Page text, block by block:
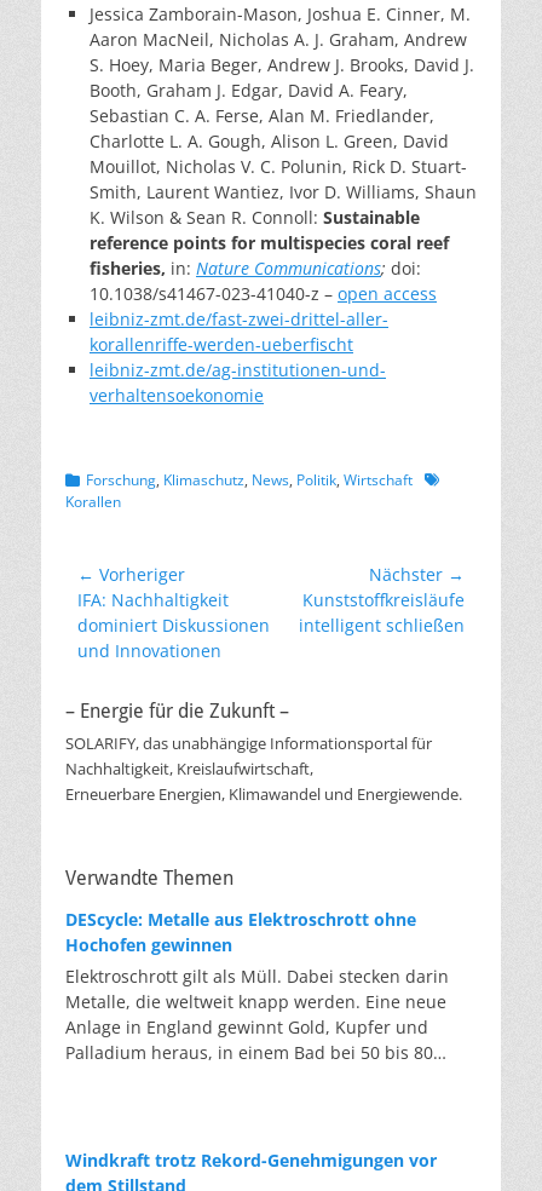
Jessica Zamborain-Mason, Joshua E. Cinner, M.
Aaron MacNeil, Nicholas A. J. Graham, Andrew
S. Hoey, Maria Beger, Andrew J. Brooks, David J.
Booth, Graham J. Edgar, David A. Feary,
Sebastian C. A. Ferse, Alan M. Friedlander,
Charlotte L. A. Gough, Alison L. Green, David
Mouillot, Nicholas V. C. Polunin, Rick D. Stuart-
Smith, Laurent Wantiez, Ivor D. Williams, Shaun
K. Wilson & Sean R. Connoll: Sustainable
reference points for multispecies coral reef
fisheries, in: Nature Communications; doi:
10.1038/s41467-023-41040-z – open access
leibniz-zmt.de/fast-zwei-drittel-aller-
korallenriffe-werden-ueberfischt
leibniz-zmt.de/ag-institutionen-und-
verhaltensoekonomie
Kategorien
Forschung, Klimaschutz, News, Politik, Wirtschaft Schlagworte
Korallen
Beitragsnavigation
← Vorheriger
Vorheriger
Beitrag:
IFA: Nachhaltigkeit
dominiert Diskussionen
und Innovationen
Nächster →
Nächster
Beitrag:
Kunststoffkreisläufe
intelligent schließen
– Energie für die Zukunft –
SOLARIFY, das unabhängige Informationsportal für
Nachhaltigkeit, Kreislaufwirtschaft,
Erneuerbare Energien, Klimawandel und Energiewende.
Verwandte Themen
DEScycle: Metalle aus Elektroschrott ohne
Hochofen gewinnen
Elektroschrott gilt als Müll. Dabei stecken darin
Metalle, die weltweit knapp werden. Eine neue
Anlage in England gewinnt Gold, Kupfer und
Palladium heraus, in einem Bad bei 50 bis 80
tausend Grad ein. Energieintensiv und nur im
industriellen Großmaßstab möglich. Das Londoner
Windkraft trotz Rekord-Genehmigungen vor
dem Stillstand